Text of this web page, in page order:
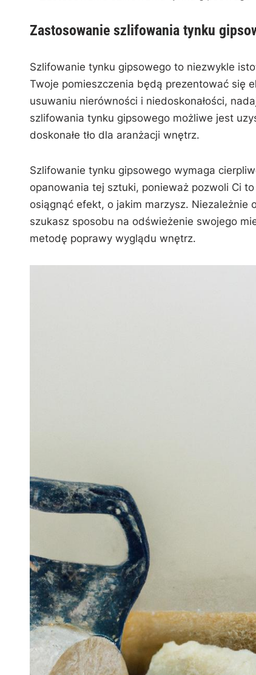
Zastosowanie ⁢szlifowania tynku
Szlifowanie tynku gipsowego to⁤ niezwykle
Twoje pomieszczenia‌ będą prezentować się
⁤usuwaniu nierówności i niedoskonałości,
szlifowania ​tynku gipsowego⁤ możliwe jest‌
doskonałe tło ‍dla aranżacji ⁤wnętrz.
Szlifowanie tynku gipsowego wymaga
opanowania tej sztuki, ponieważ pozwoli Ci
osiągnąć‌ efekt, o jakim marzysz.
szukasz⁢ sposobu na ​odświeżenie swojego
metodę​ poprawy wyglądu‍ wnętrz.